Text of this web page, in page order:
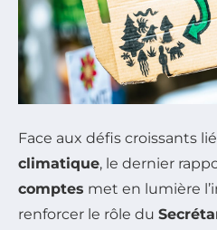
Face aux défis croissants
climatique, le dernier
comptes met en lumière
renforcer le rôle du